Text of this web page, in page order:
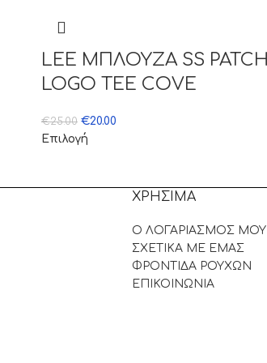
LEE ΜΠΛΟΥΖΑ SS PATCH
LOGO TEE COVE
€25.00 €20.00
Επιλογή
ΧΡΗΣΙΜΑ
Ο ΛΟΓΑΡΙΑΣΜΟΣ ΜΟΥ
ΣΧΕΤΙΚΑ ΜΕ ΕΜΑΣ
ΦΡΟΝΤΙΔΑ ΡΟΥΧΩΝ
ΕΠΙΚΟΙΝΩΝΙΑ